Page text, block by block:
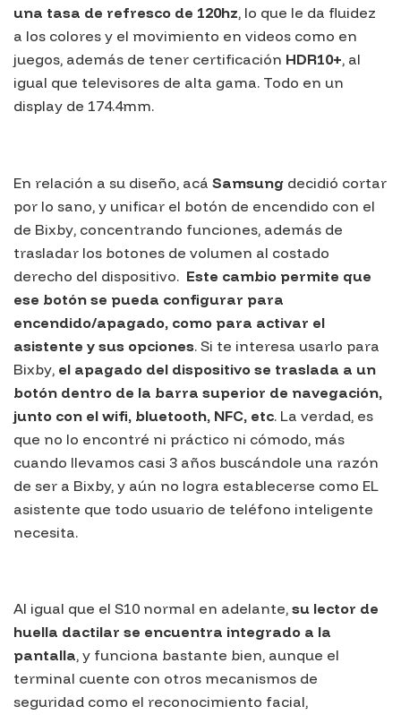
una tasa de refresco de 120hz, lo que le da fluidez
a los colores y el movimiento en videos como en
juegos, además de tener certificación HDR10+, al
igual que televisores de alta gama. Todo en un
display de 174.4mm.
En relación a su diseño, acá Samsung decidió cortar
por lo sano, y unificar el botón de encendido con el
de Bixby, concentrando funciones, además de
trasladar los botones de volumen al costado
derecho del dispositivo. Este cambio permite que
ese botón se pueda configurar para
encendido/apagado, como para activar el
asistente y sus opciones. Si te interesa usarlo para
Bixby, el apagado del dispositivo se traslada a un
botón dentro de la barra superior de navegación,
junto con el wifi, bluetooth, NFC, etc. La verdad, es
que no lo encontré ni práctico ni cómodo, más
cuando llevamos casi 3 años buscándole una razón
de ser a Bixby, y aún no logra establecerse como EL
asistente que todo usuario de teléfono inteligente
necesita.
Al igual que el S10 normal en adelante, su lector de
huella dactilar se encuentra integrado a la
pantalla, y funciona bastante bien, aunque el
terminal cuente con otros mecanismos de
seguridad como el reconocimiento facial,